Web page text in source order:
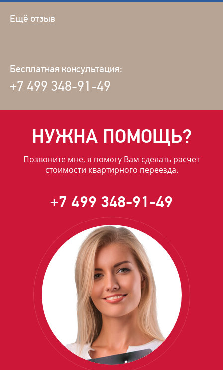
Ещё отзыв
Бесплатная консультация:
+7 499 348-91-49
НУЖНА ПОМОЩЬ?
Позвоните мне, я помогу Вам сделать расчет
стоимости квартирного переезда.
+7 499 348-91-49